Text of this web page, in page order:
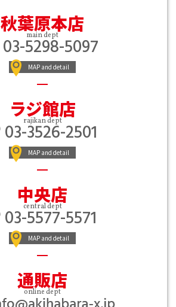
秋葉原本店
main dept
03-5298-5097
MAP and detail
ラジ館店
rajikan dept
03-3526-2501
MAP and detail
中央店
central dept
03-5577-5571
MAP and detail
通販店
online dept